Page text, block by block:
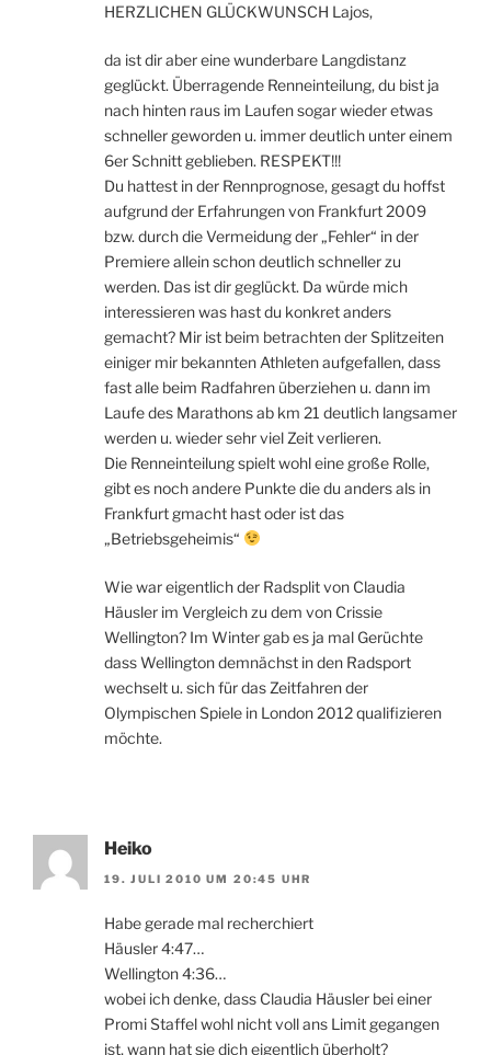
HERZLICHEN GLÜCKWUNSCH Lajos,
da ist dir aber eine wunderbare Langdistanz
geglückt. Überragende Renneinteilung, du bist ja
nach hinten raus im Laufen sogar wieder etwas
schneller geworden u. immer deutlich unter einem
6er Schnitt geblieben. RESPEKT!!!
Du hattest in der Rennprognose, gesagt du hoffst
aufgrund der Erfahrungen von Frankfurt 2009
bzw. durch die Vermeidung der „Fehler“ in der
Premiere allein schon deutlich schneller zu
werden. Das ist dir geglückt. Da würde mich
interessieren was hast du konkret anders
gemacht? Mir ist beim betrachten der Splitzeiten
einiger mir bekannten Athleten aufgefallen, dass
fast alle beim Radfahren überziehen u. dann im
Laufe des Marathons ab km 21 deutlich langsamer
werden u. wieder sehr viel Zeit verlieren.
Die Renneinteilung spielt wohl eine große Rolle,
gibt es noch andere Punkte die du anders als in
Frankfurt gmacht hast oder ist das
„Betriebsgeheimis“
Wie war eigentlich der Radsplit von Claudia
Häusler im Vergleich zu dem von Crissie
Wellington? Im Winter gab es ja mal Gerüchte
dass Wellington demnächst in den Radsport
wechselt u. sich für das Zeitfahren der
Olympischen Spiele in London 2012 qualifizieren
möchte.
Heiko
19. JULI 2010 UM 20:45 UHR
Habe gerade mal recherchiert
Häusler 4:47…
Wellington 4:36…
wobei ich denke, dass Claudia Häusler bei einer
Promi Staffel wohl nicht voll ans Limit gegangen
ist, wann hat sie dich eigentlich überholt?